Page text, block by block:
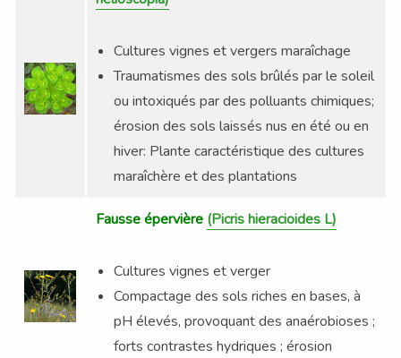
Cultures vignes et vergers maraîchage
Traumatismes des sols brûlés par le soleil
ou intoxiqués par des polluants chimiques;
érosion des sols laissés nus en été ou en
hiver: Plante caractéristique des cultures
maraîchère et des plantations
Fausse épervière (Picris hieracioides L)
Cultures vignes et verger
Compactage des sols riches en bases, à
pH élevés, provoquant des anaérobioses ;
forts contrastes hydriques ; érosion
Découvrez le coffret N°19